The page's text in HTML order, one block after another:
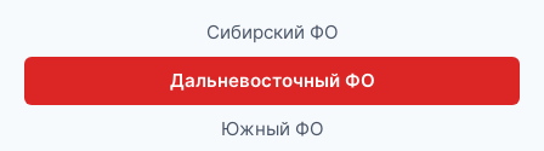
Сибирский ФО
Дальневосточный ФО
Южный ФО